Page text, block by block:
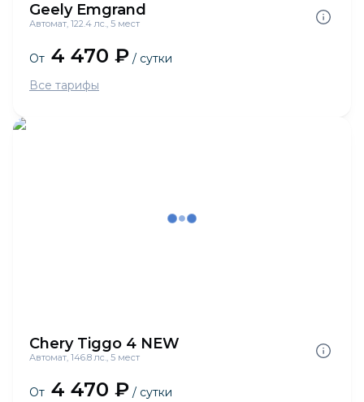
Geely Emgrand
Автомат, 122.4 лс., 5 мест
От 4 470 ₽ / сутки
Все тарифы
Chery Tiggo 4 NEW
Автомат, 146.8 лс., 5 мест
От 4 470 ₽ / сутки